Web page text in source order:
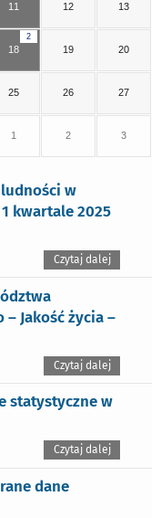
11 12 13
2
18 19 20
25 26 27
1 2 3
w
kwartale 2025
Czytaj dalej
– Jakość życia –
Czytaj dalej
statystyczne w
Czytaj dalej
dane